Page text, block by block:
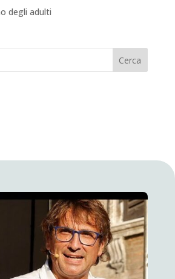
degli adulti